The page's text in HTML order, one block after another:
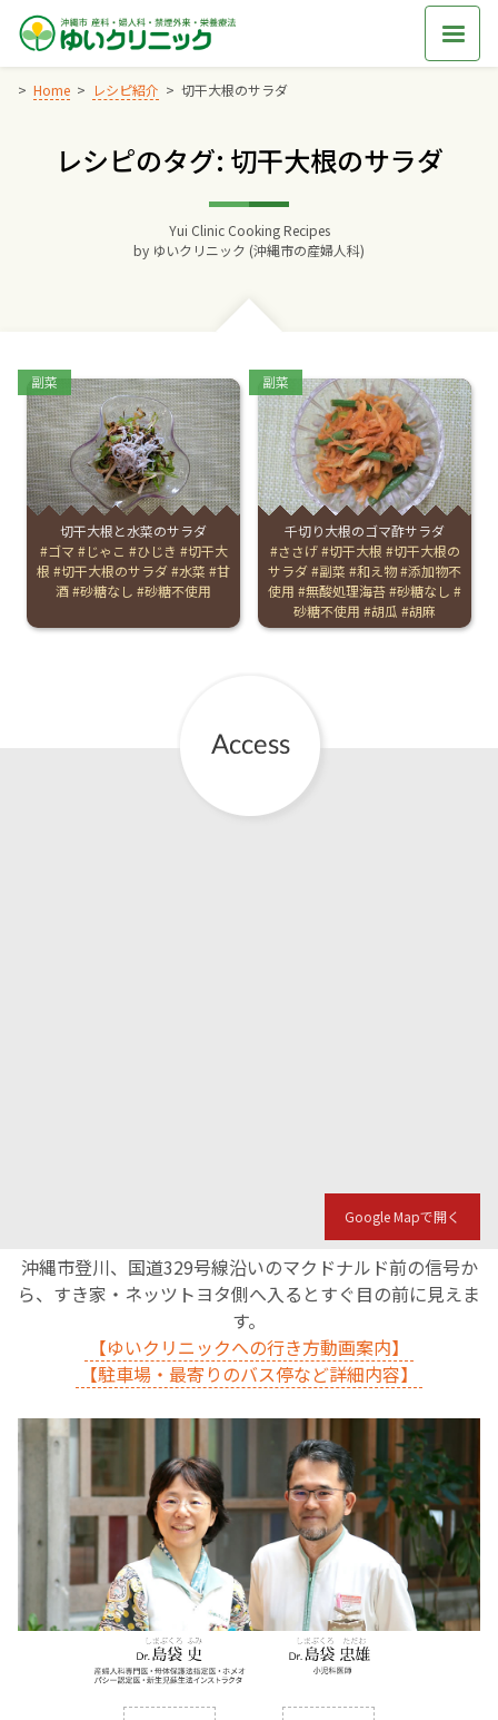
Skip
content
Home レシピ紹介 切干大根のサラダ
レシピのタグ: 切干大根のサラダ
Yui Clinic Cooking Recipes
by ゆいクリニック (沖縄市の産婦人科)
Categories:
副菜
切干大根と水菜のサラダ
Tags:
ゴマ じゃこ ひじき
切干大
根
切干大根のサラダ 水菜
甘
酒 砂糖なし 砂糖不使用
Categories:
副菜
千切り大根のゴマ酢サラダ
Tags:
ささげ 切干大根
切干大根の
サラダ
副菜 和え物 添加物不
使用
無酸処理海苔 砂糖なし
砂糖不使用
胡瓜 胡麻
Google Mapで開く
沖縄市登川、国道329号線沿いのマクドナルド前の信号か
ら、すき家・ネッツトヨタ側へ入るとすぐ目の前に見えま
す。
【ゆいクリニックへの行き方動画案内】
【駐車場・最寄りのバス停など詳細内容】
Home
交通アクセス
診療料金
妊婦健診
お産について
親と子の結びつき支援
予防接種
その他の診療内容